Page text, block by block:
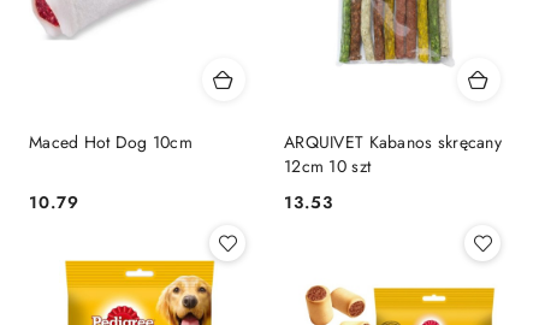
Maced Hot Dog 10cm
Cena:
10.79
ARQUIVET Kabanos skręcany
12cm 10 szt
Cena:
13.53